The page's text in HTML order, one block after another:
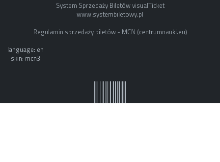
System Sprzedaży Biletów visualTicket
www.systembiletowy.pl
Regulamin sprzedaży biletów - MCN (centrumnauki.eu)
language: en
skin: mcn3